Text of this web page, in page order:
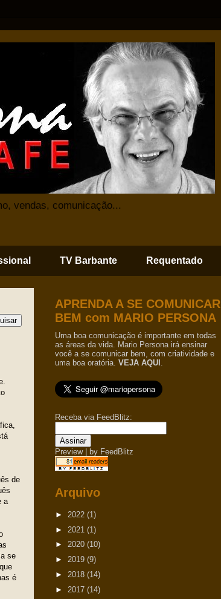
vendas, comunicação...
TV Barbante Requentado
de
a
se
é
APRENDA A SE COMUNICAR
BEM com MARIO PERSONA
Uma boa comunicação é importante em todas
as áreas da vida. Mario Persona irá ensinar
você a se comunicar bem, com criatividade e
uma boa oratória. VEJA AQUI .
Receba via FeedBlitz:
Preview| by FeedBlitz
Arquivo
► 2022 (1)
► 2021 (1)
► 2020 (10)
► 2019 (9)
► 2018 (14)
► 2017 (14)